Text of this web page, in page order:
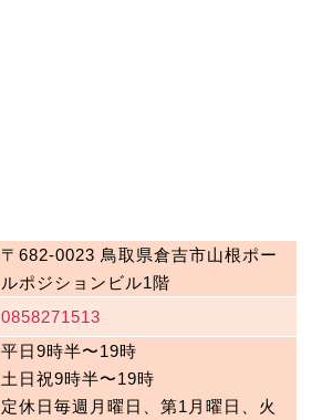
〒682-0023 鳥取県倉吉市山根ポー
ルポジションビル1階
0858271513
平日9時半〜19時
土日祝9時半〜19時
定休日毎週月曜日、第1月曜日、火